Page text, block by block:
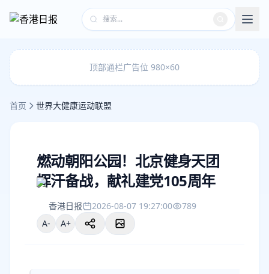
顶部通栏广告位 980×60
首页 世界大健康运动联盟
燃动朝阳公园！北京健身天团
挥汗备战，献礼建党105周年
香港日报 2026-08-07 19:27:00
789
A-
A+